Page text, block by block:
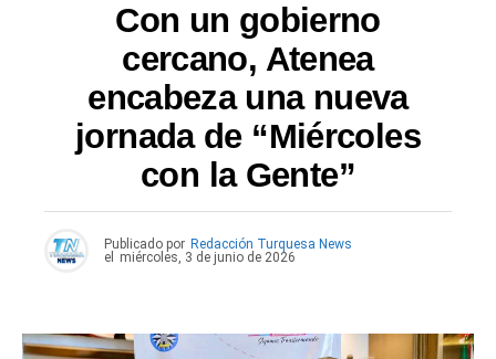
Con un gobierno
cercano, Atenea
encabeza una nueva
jornada de “Miércoles
con la Gente”
Publicado por Redacción Turquesa News
el
miércoles, 3 de junio de 2026